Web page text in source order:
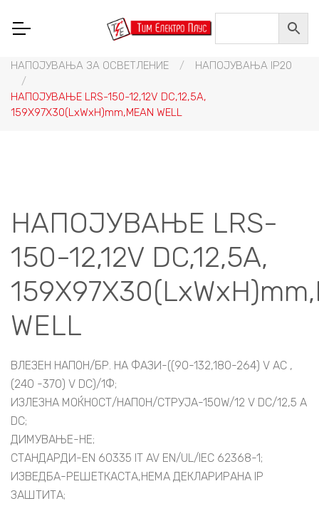
НИСКОНАПОНСКА ОПРЕМА
НН ТРАНСФОРМАТОРИ И DC НАПОЈУВАЊА
НАПОЈУВАЊА ЗА ОСВЕТЛЕНИЕ
/
НАПОЈУВАЊА IP20
/
НАПОЈУВАЊЕ LRS-150-12,12V DC,12,5A,
159X97X30(LxWxH)mm,MEAN WELL
НАПОЈУВАЊЕ LRS-
150-12,12V DC,12,5A,
WELL
ВЛЕЗЕН НАПОН/БР. НА ФАЗИ-((90-132,180-264) V AC ,
(240 -370) V DC)/1Ф;
ИЗЛЕЗНА МОЌНОСТ/НАПОН/СТРУЈА-150W/12 V DC/12,5 A
DC;
ДИМУВАЊЕ-НЕ;
СТАНДАРДИ-EN 60335 IT AV EN/UL/IEC 62368-1;
ИЗВЕДБА-РЕШЕТКАСТА,НЕМА ДЕКЛАРИРАНА IP
ЗАШТИТА;